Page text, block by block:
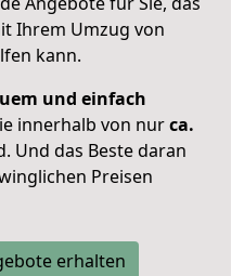
Ihrem Umzug von
kann.
und einfach
innerhalb von nurca.
Und das Beste daran
Preisen
erhalten